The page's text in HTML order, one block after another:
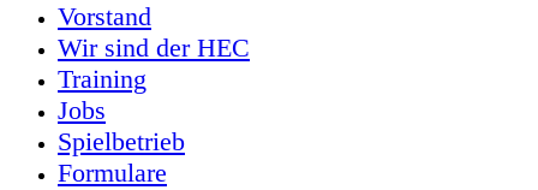
Vorstand
Wir sind der HEC
Training
Jobs
Spielbetrieb
Formulare